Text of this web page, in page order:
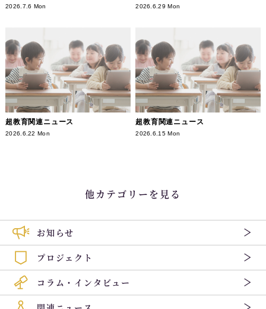
2026.7.6 Mon 2026.6.29 Mon
超教育関連ニュース
2026.6.22 Mon
超教育関連ニュース
2026.6.15 Mon
他カテゴリーを見る
お知らせ
プロジェクト
コラム・インタビュー